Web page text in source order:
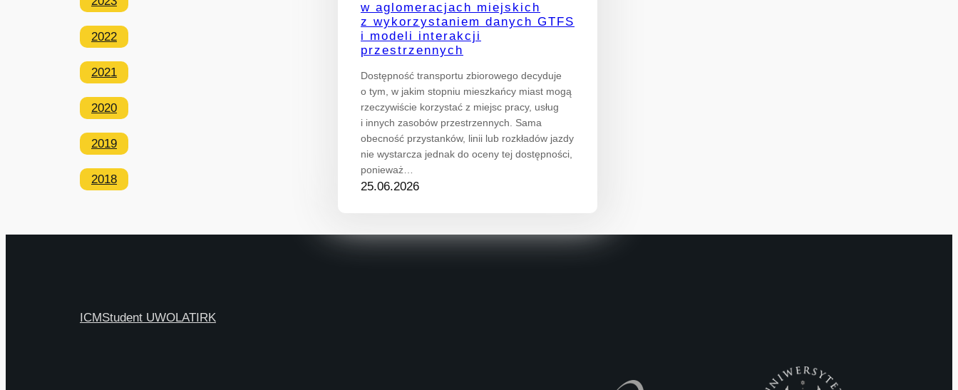
2022
2021
2020
2019
2018
w aglomeracjach miejskich
z wykorzystaniem danych GTFS
i modeli interakcji
przestrzennych
Dostępność transportu zbiorowego decyduje
o tym, w jakim stopniu mieszkańcy miast mogą
rzeczywiście korzystać z miejsc pracy, usług
i innych zasobów przestrzennych. Sama
obecność przystanków, linii lub rozkładów jazdy
nie wystarcza jednak do oceny tej dostępności,
ponieważ…
25.06.2026
ICMStudent UWOLAT IRK